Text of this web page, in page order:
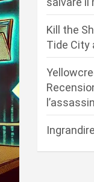
Kill the
Tide City